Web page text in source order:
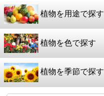
植物を用途で探す
植物を色で探す
植物を季節で探す